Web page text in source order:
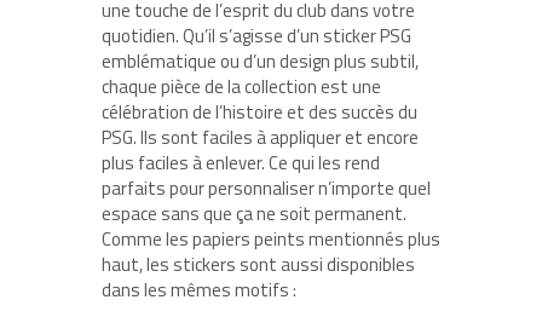
une touche de l’esprit du club dans votre
quotidien. Qu’il s’agisse d’un sticker PSG
emblématique ou d’un design plus subtil,
chaque pièce de la collection est une
célébration de l’histoire et des succès du
PSG. Ils sont faciles à appliquer et encore
plus faciles à enlever. Ce qui les rend
parfaits pour personnaliser n’importe quel
espace sans que ça ne soit permanent.
Comme les papiers peints mentionnés plus
haut, les stickers sont aussi disponibles
dans les mêmes motifs :